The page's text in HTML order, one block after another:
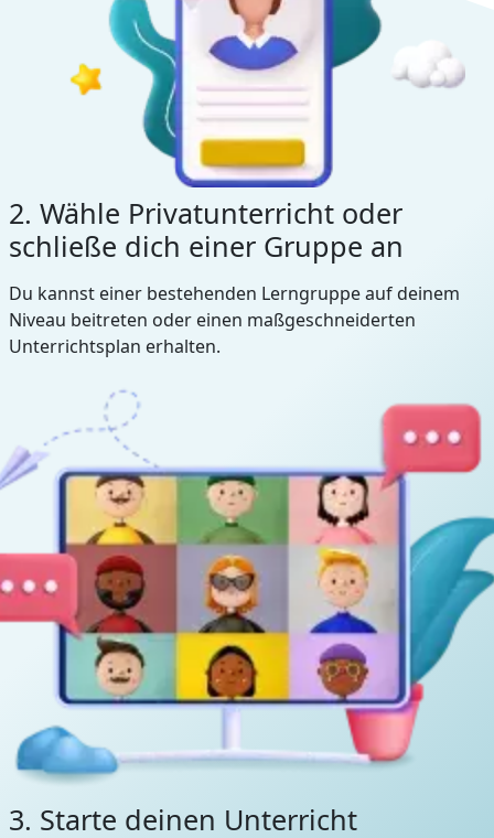
2. Wähle Privatunterricht oder
schließe dich einer Gruppe an
Du kannst einer bestehenden Lerngruppe auf deinem
Niveau beitreten oder einen maßgeschneiderten
Unterrichtsplan erhalten.
3. Starte deinen Unterricht